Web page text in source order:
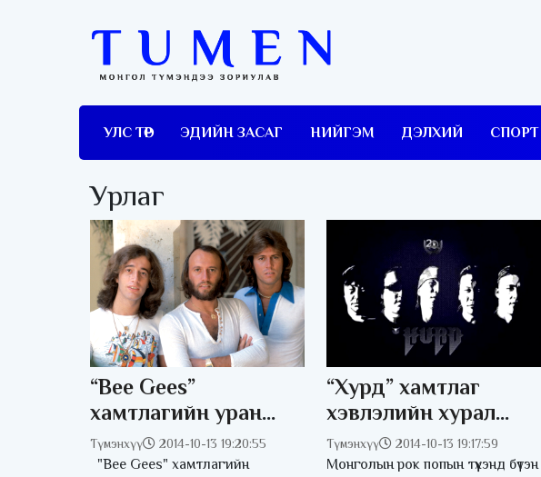
УЛС ТӨР ЭДИЙН ЗАСАГ НИЙГЭМ ДЭЛХИЙ СПОРТ
Урлаг
“Bee Gees”
хамтлагийн уран
бүтээлүүд дахин
тайзнаа амилна
Түмэнхүү 2014-10-13 19:20:55
"Bee Gees" хамтлагийн
“Хурд” хамтлаг
хэвлэлийн хурал
зарлалаа
Түмэнхүү 2014-10-13 19:17:59
Монголын рок попын түүхэнд бүтэн